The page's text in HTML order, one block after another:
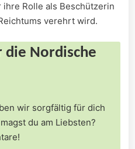
Rolle als Beschützerin
verehrt wird.
die Nordische
wir sorgfältig für‌ dich
du am Liebsten?